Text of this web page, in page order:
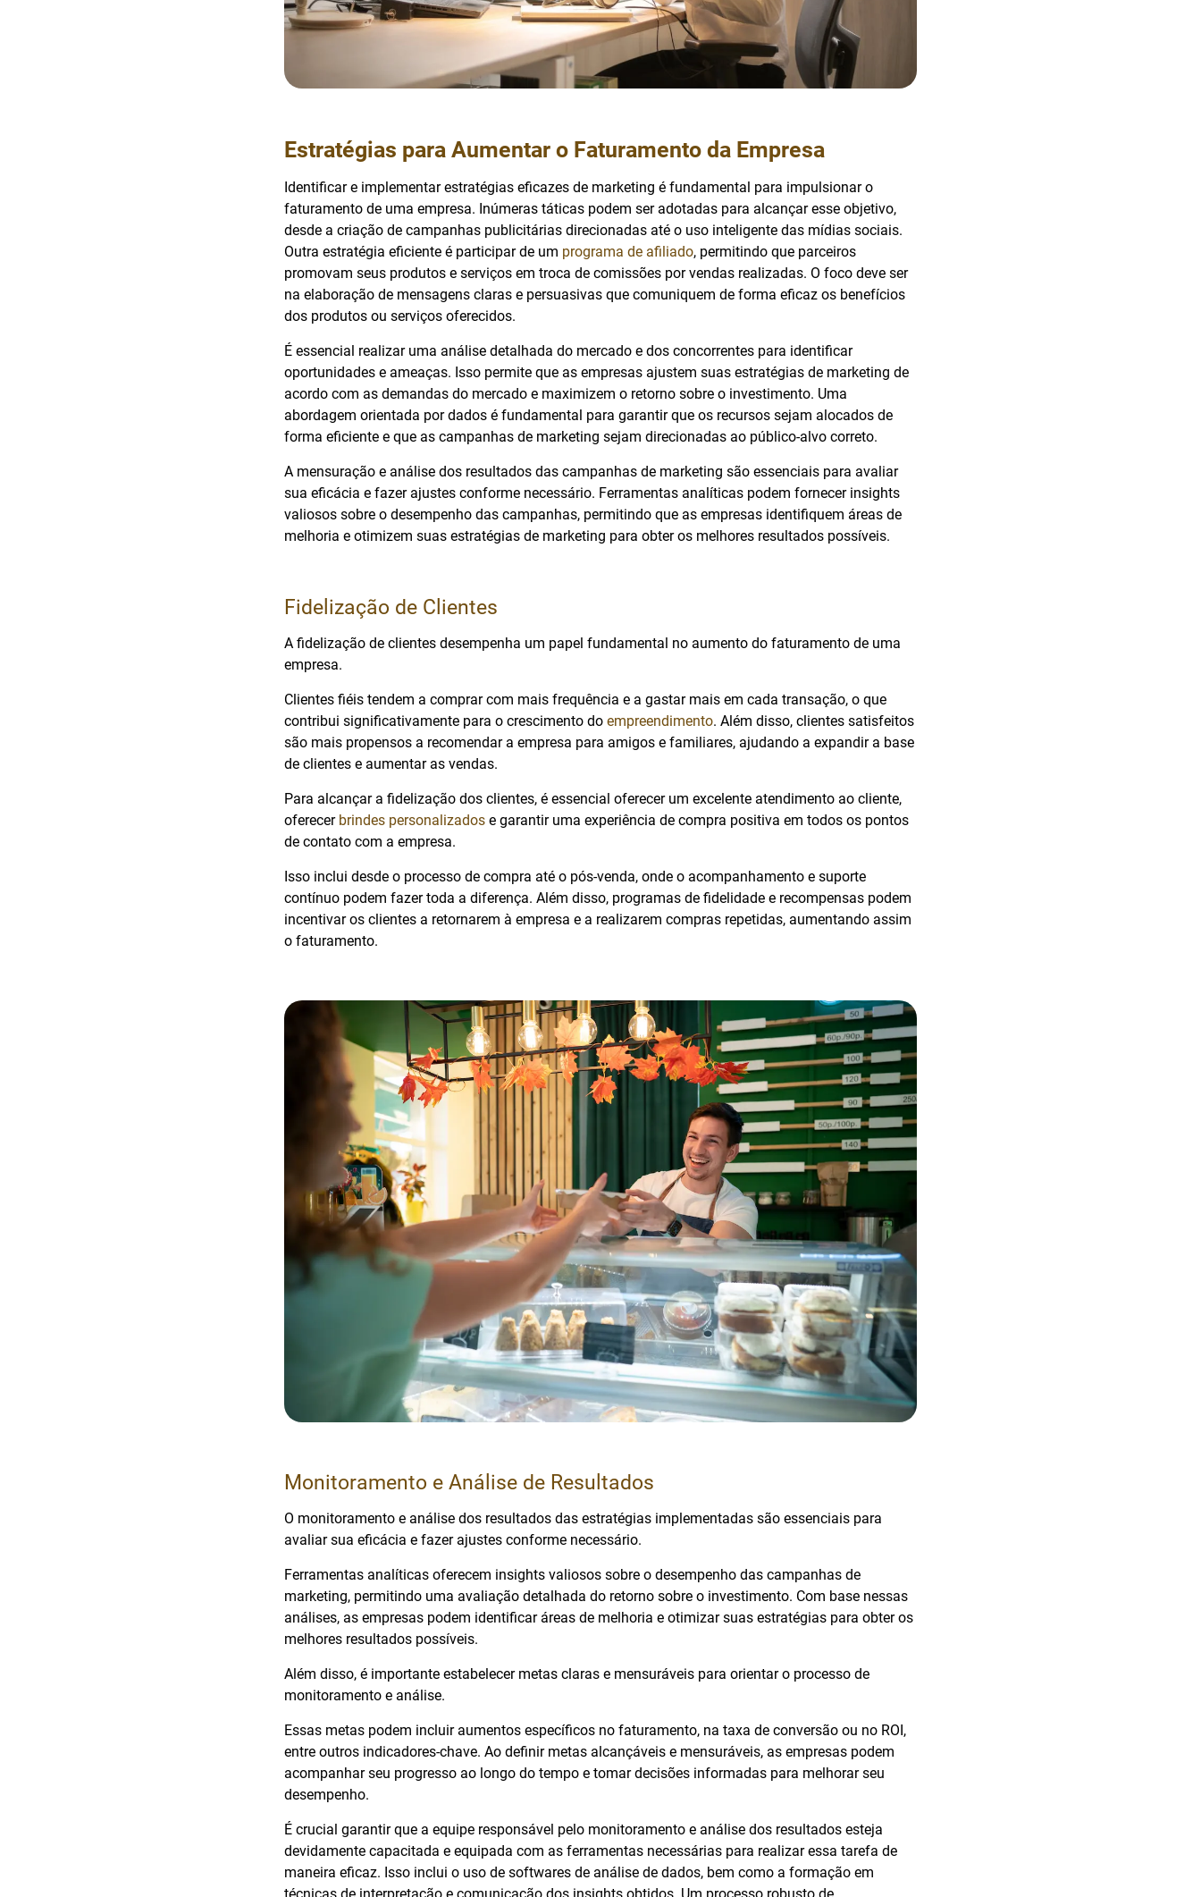
Estratégias para Aumentar o Faturamento da Empresa
Identificar e implementar estratégias eficazes de marketing é fundamental para impulsionar o
faturamento de uma empresa. Inúmeras táticas podem ser adotadas para alcançar esse objetivo,
desde a criação de campanhas publicitárias direcionadas até o uso inteligente das mídias sociais.
Outra estratégia eficiente é participar de um programa de afiliado, permitindo que parceiros
promovam seus produtos e serviços em troca de comissões por vendas realizadas. O foco deve ser
na elaboração de mensagens claras e persuasivas que comuniquem de forma eficaz os benefícios
dos produtos ou serviços oferecidos.
É essencial realizar uma análise detalhada do mercado e dos concorrentes para identificar
oportunidades e ameaças. Isso permite que as empresas ajustem suas estratégias de marketing de
acordo com as demandas do mercado e maximizem o retorno sobre o investimento. Uma
abordagem orientada por dados é fundamental para garantir que os recursos sejam alocados de
forma eficiente e que as campanhas de marketing sejam direcionadas ao público-alvo correto.
A mensuração e análise dos resultados das campanhas de marketing são essenciais para avaliar
sua eficácia e fazer ajustes conforme necessário. Ferramentas analíticas podem fornecer insights
valiosos sobre o desempenho das campanhas, permitindo que as empresas identifiquem áreas de
melhoria e otimizem suas estratégias de marketing para obter os melhores resultados possíveis.
Fidelização de Clientes
A fidelização de clientes desempenha um papel fundamental no aumento do faturamento de uma
empresa.
Clientes fiéis tendem a comprar com mais frequência e a gastar mais em cada transação, o que
contribui significativamente para o crescimento do empreendimento. Além disso, clientes satisfeitos
são mais propensos a recomendar a empresa para amigos e familiares, ajudando a expandir a base
de clientes e aumentar as vendas.
Para alcançar a fidelização dos clientes, é essencial oferecer um excelente atendimento ao cliente,
oferecer brindes personalizados e garantir uma experiência de compra positiva em todos os pontos
de contato com a empresa.
Isso inclui desde o processo de compra até o pós-venda, onde o acompanhamento e suporte
contínuo podem fazer toda a diferença. Além disso, programas de fidelidade e recompensas podem
incentivar os clientes a retornarem à empresa e a realizarem compras repetidas, aumentando assim
o faturamento.
Monitoramento e Análise de Resultados
O monitoramento e análise dos resultados das estratégias implementadas são essenciais para
avaliar sua eficácia e fazer ajustes conforme necessário.
Ferramentas analíticas oferecem insights valiosos sobre o desempenho das campanhas de
marketing, permitindo uma avaliação detalhada do retorno sobre o investimento. Com base nessas
análises, as empresas podem identificar áreas de melhoria e otimizar suas estratégias para obter os
melhores resultados possíveis.
Além disso, é importante estabelecer metas claras e mensuráveis para orientar o processo de
monitoramento e análise.
Essas metas podem incluir aumentos específicos no faturamento, na taxa de conversão ou no ROI,
entre outros indicadores-chave. Ao definir metas alcançáveis e mensuráveis, as empresas podem
acompanhar seu progresso ao longo do tempo e tomar decisões informadas para melhorar seu
desempenho.
É crucial garantir que a equipe responsável pelo monitoramento e análise dos resultados esteja
devidamente capacitada e equipada com as ferramentas necessárias para realizar essa tarefa de
maneira eficaz. Isso inclui o uso de softwares de análise de dados, bem como a formação em